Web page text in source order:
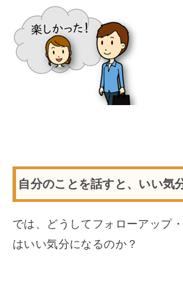
自分のことを話すと、いい気
では、どうしてフォローアップ
はいい気分になるのか？